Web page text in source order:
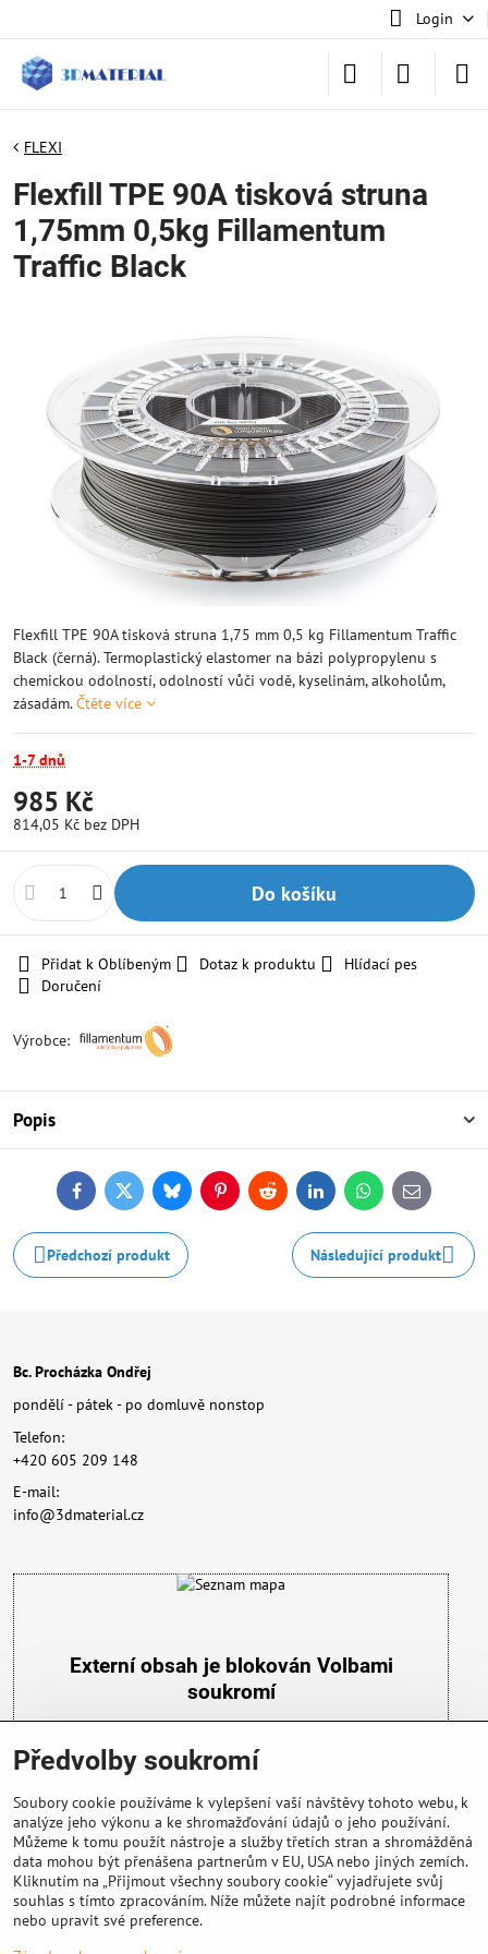
Login
FLEXI
Flexfill TPE 90A tisková struna
1,75mm 0,5kg Fillamentum
Traffic Black
Flexfill TPE 90A tisková struna 1,75 mm 0,5 kg Fillamentum Traffic
Black (černá). Termoplastický elastomer na bázi polypropylenu s
chemickou odolností, odolností vůči vodě, kyselinám, alkoholům,
zásadám.Čtěte více
1-7 dnů
985 Kč
814,05 Kč bez DPH
Do košíku
Přidat k Oblíbeným Dotaz k produktu
Hlídací pes
Doručení
Výrobce:
Popis
FacebookTwitterBlueskyPinterestReddit LinkedInWhatsApp
E-
mail
Předchozí produkt Následující produkt
Bc. Procházka Ondřej
pondělí - pátek - po domluvě nonstop
Telefon:
+420 605 209 148
E-mail:
info@3dmaterial.cz
Externí obsah je blokován Volbami
soukromí
Přejete si načíst externí obsah?
Povolit a zapamatovat - souhlas s druhem cookie:
Funkční
Důležité info
Předvolby soukromí
Soubory cookie používáme k vylepšení vaší návštěvy tohoto webu, k
analýze jeho výkonu a ke shromažďování údajů o jeho používání.
Můžeme k tomu použít nástroje a služby třetích stran a shromážděná
data mohou být přenášena partnerům v EU, USA nebo jiných zemích.
Kliknutím na „Přijmout všechny soubory cookie“ vyjadřujete svůj
souhlas s tímto zpracováním. Níže můžete najít podrobné informace
nebo upravit své preference.